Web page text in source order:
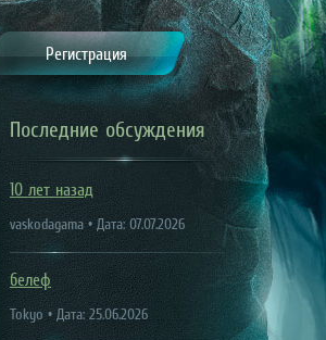
Регистрация
Последние обсуждения
10 лет назад
vaskodagama • Дата: 07.07.2026
белеф
Tokyo • Дата: 25.06.2026